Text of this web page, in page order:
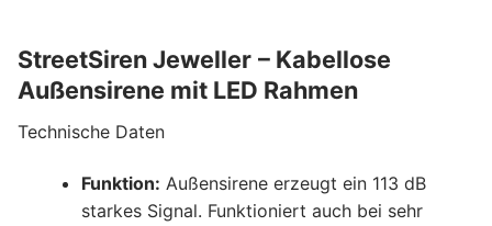
StreetSiren Jeweller – Kabellose
Außensirene mit LED Rahmen
Technische Daten
Funktion: Außensirene erzeugt ein 113 dB
starkes Signal. Funktioniert auch bei sehr